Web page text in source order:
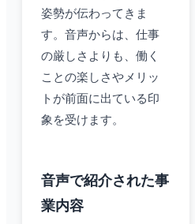
姿勢が伝わってきま
す。音声からは、仕事
の厳しさよりも、働く
ことの楽しさやメリッ
トが前面に出ている印
象を受けます。
音声で紹介された事
業内容